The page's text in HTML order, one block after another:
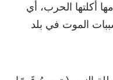
أكلتها الحرب، أي
الموت في بلد